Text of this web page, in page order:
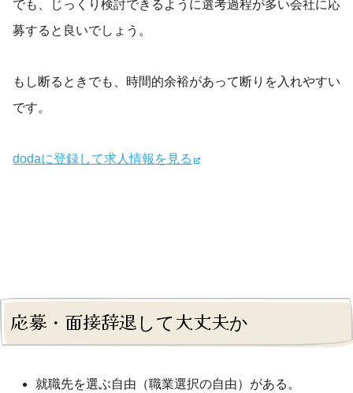
でも、じっくり検討できるように選考過程が多い会社に応
募すると良いでしょう。
もし断るときでも、時間的余裕があって断りを入れやすい
です。
dodaに登録して求人情報を見る
応募・面接辞退して大丈夫か
就職先を選ぶ自由（職業選択の自由）がある。